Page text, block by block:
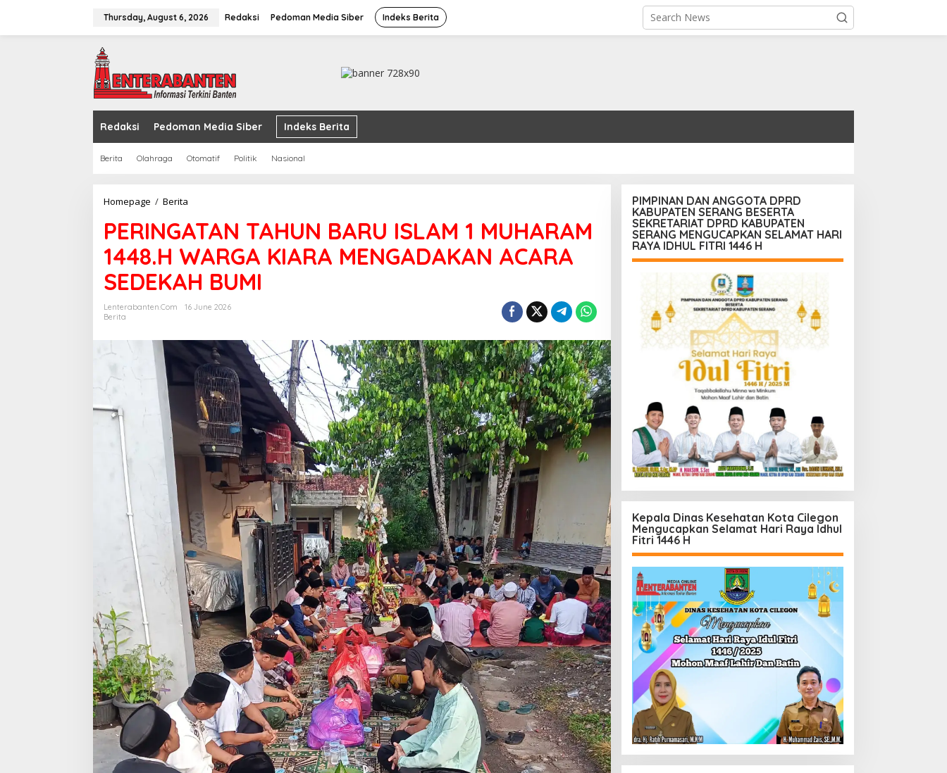
Thursday, August 6, 2026 Redaksi Pedoman Media Siber Indeks Berita
Redaksi Pedoman Media Siber Indeks Berita
Berita Olahraga Otomatif Politik Nasional
Homepage / Berita
BARU
ISLAM
1
MUHARAM
1448.H
WARGA
KIARA
SEDEKAH
BUMI
PERINGATAN TAHUN BARU ISLAM 1 MUHARAM
1448.H WARGA KIARA MENGADAKAN ACARA
SEDEKAH BUMI
Lenterabanten.com
16 June 2026
Berita
PIMPINAN DAN ANGGOTA DPRD
KABUPATEN SERANG BESERTA
SEKRETARIAT DPRD KABUPATEN
SERANG MENGUCAPKAN SELAMAT HARI
RAYA IDHUL FITRI 1446 H
Kepala Dinas Kesehatan Kota Cilegon
Mengucapkan Selamat Hari Raya Idhul
Fitri 1446 H